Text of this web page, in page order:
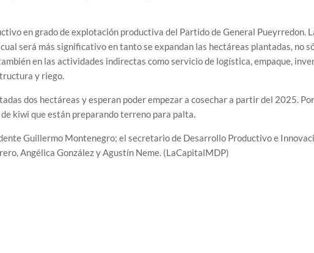
en grado de explotación productiva del Partido de General Pueyrredon.
será más significativo en tanto se expandan las hectáreas plantadas, no
en las actividades indirectas como servicio de logística, empaque,
y riego.
dos hectáreas y esperan poder empezar a cosechar a partir del 2025.
kiwi que están preparando terreno para palta.
Guillermo Montenegro; el secretario de Desarrollo Productivo e
Angélica González y Agustín Neme. (LaCapitalMDP)